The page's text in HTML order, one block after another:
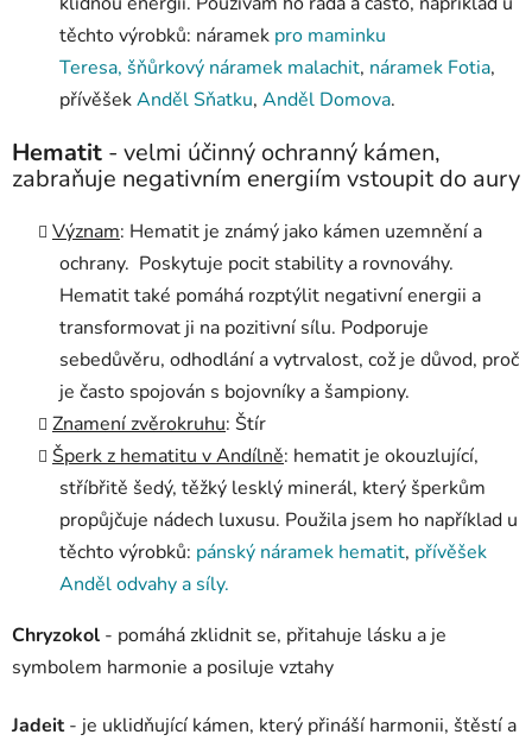
těchto výrobků: náramek pro maminku
Teresa, šňůrkový náramek malachit, náramek Fotia,
přívěšekAnděl Sňatku, Anděl Domova.
Hematit - velmi účinný ochranný kámen,
zabraňuje negativním energiím vstoupit do aury
Význam: Hematit je známý jako kámen uzemnění a
ochrany. Poskytuje pocit stability a rovnováhy.
Hematit také pomáhá rozptýlit negativní energii a
transformovat ji na pozitivní sílu. Podporuje
sebedůvěru, odhodlání a vytrvalost, což je důvod, proč
je často spojován s bojovníky a šampiony.
Znamení zvěrokruhu: Štír
Šperk z hematitu v Andílně: hematit je okouzlující,
stříbřitě šedý, těžký lesklý minerál, který šperkům
propůjčuje nádech luxusu. Použila jsem ho například u
těchto výrobků: pánský náramek hematit, přívěšek
Anděl odvahy a síly.
Chryzokol - pomáhá zklidnit se, přitahuje lásku a je
symbolem harmonie a posiluje vztahy
Jadeit- je uklidňující kámen, který přináší harmonii, štěstí a